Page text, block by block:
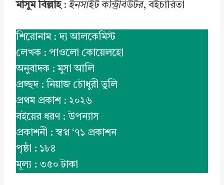
মাসুম বিল্লাহ: ইনসাইট কন্ট্রিবিউটর, বইচারিতা
শিরোনাম : দ্য আলকেমিস্ট
লেখক : পাওলো কোয়েলহো
অনুবাদক : মুসা আলি
প্রচ্ছদ : নিয়াজ চৌধুরী তুলি
প্রথম প্রকাশ : ২০২৬
বইয়ের ধরণ : উপন্যাস
প্রকাশনী : স্বপ্ন ‘৭১ প্রকাশন
পৃষ্ঠা : ১৮৪
মূল্য : ৩৫০ টাকা